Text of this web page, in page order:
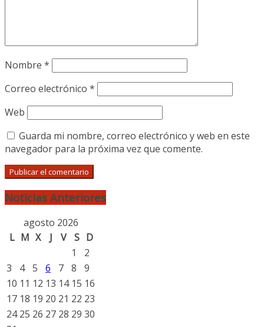
Nombre *
Correo electrónico *
Web
Guarda mi nombre, correo electrónico y web en este
navegador para la próxima vez que comente.
Noticias Anteriores
agosto 2026
L M X J V S D
1
2
3
4 5 6 7 8
9
10 11 12 13 14 15 16
17 18 19 20 21 22 23
24 25 26 27 28 29 30